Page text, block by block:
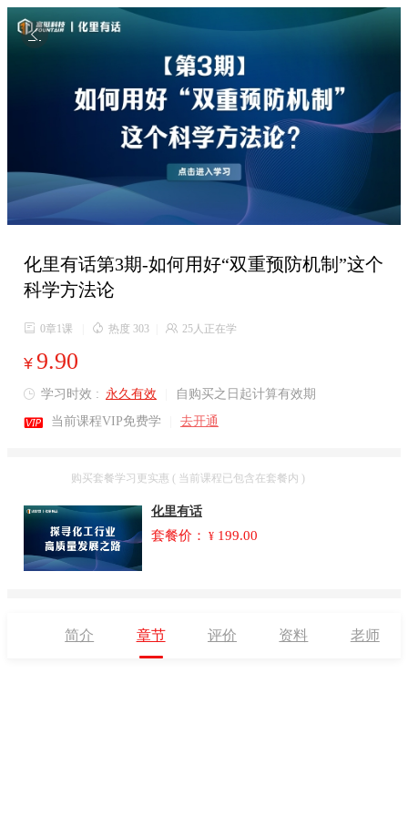

化里有话第3期-如何用好“双重预防机制”这个
科学方法论
 0章1课  热度 303  25人正在学
¥ 9.90
 学习时效 : 永久有效 自购买之日起计算有效期
 当前课程VIP免费学 去开通
购买套餐学习更实惠 ( 当前课程已包含在套餐内 )
化里有话
套餐价： ¥ 199.00
简介 章节 评价 资料 老师